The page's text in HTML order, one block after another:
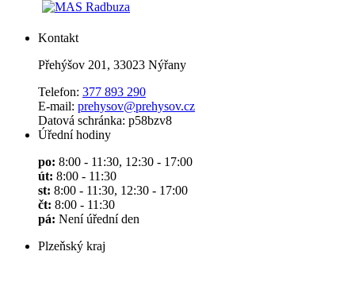
Kontakt
Přehýšov 201, 33023 Nýřany
Telefon: 377 893 290
E-mail: prehysov@prehysov.cz
Datová schránka: p58bzv8
Úřední hodiny
po: 8:00 - 11:30, 12:30 - 17:00
út: 8:00 - 11:30
st: 8:00 - 11:30, 12:30 - 17:00
čt: 8:00 - 11:30
pá: Není úřední den
Plzeňský kraj